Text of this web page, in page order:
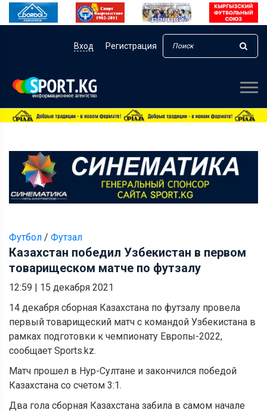
Вход Регистрация
Футбол / Футзал
Казахстан победил Узбекистан в первом
товарищеском матче по футзалу
12:59 | 15 декабря 2021
14 декабря сборная Казахстана по футзалу провела
первый товарищеский матч с командой Узбекистана в
рамках подготовки к чемпионату Европы-2022,
сообщает Sports.kz.
Матч прошел в Нур-Султане и закончился победой
Казахстана со счетом 3:1.
Два гола сборная Казахстана забила в самом начале